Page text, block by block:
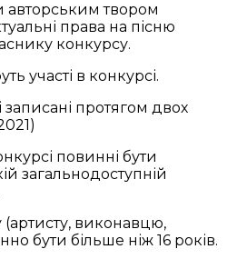
авторським твором
права на пісню
конкурсу.
участі в конкурсі.
записані протягом двох
повинні бути
загальнодоступній
виконавцю,
бути більше ніж 16 років.